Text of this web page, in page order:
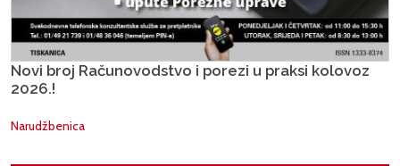
Novi broj Računovodstvo i porezi u praksi kolovoz
2026.!
Narudžbenica